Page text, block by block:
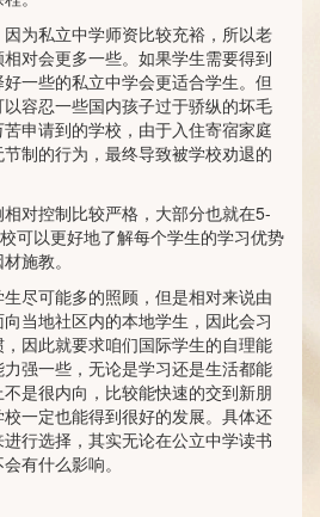
为私立中学师资比较充裕，所以老
对会更多一些。如果学生需要得到
一些的私立中学会更适合学生。但
容忍一些国内孩子过于骄纵的坏毛
申请到的学校，由于入住寄宿家庭
制的行为，最终导致被学校劝退的
对控制比较严格，大部分也就在5-
可以更好地了解每个学生的学习优势
施教。
尽可能多的照顾，但是相对来说由
当地社区内的本地学生，因此会习
因此就要求咱们国际学生的自理能
强一些，无论是学习还是生活都能
是很内向，比较能快速的交到新朋
一定也能得到很好的发展。具体还
行选择，其实无论在公立中学读书
有什么影响。